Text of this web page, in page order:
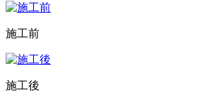
施工前
施工後